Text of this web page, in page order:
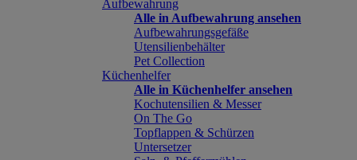
Aufbewahrung
Alle in Aufbewahrung ansehen
Aufbewahrungsgefäße
Utensilienbehälter
Pet Collection
Küchenhelfer
Alle in Küchenhelfer ansehen
Kochutensilien & Messer
On The Go
Topflappen & Schürzen
Untersetzer